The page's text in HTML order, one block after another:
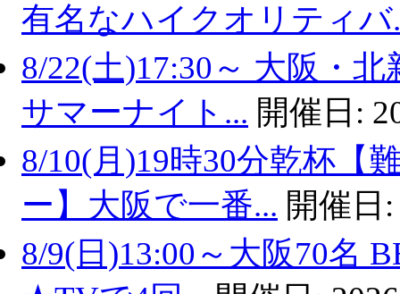
有名なハイクオリティバ
8/22(土)17:30～ 大阪・
サマーナイト... 開催日:
8/10(月)19時30分乾杯【
ー】大阪で一番... 開催日
8/9(日)13:00～大阪70名